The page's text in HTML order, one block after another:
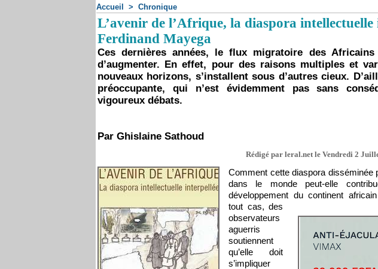
Accueil > Chronique
L’avenir de l’Afrique, la diaspora intellectuelle
Ferdinand Mayega
Ces dernières années, le flux migratoire des Africains
d’augmenter. En effet, pour des raisons multiples et
nouveaux horizons, s’installent sous d’autres cieux.
préoccupante, qui n’est évidemment pas sans
vigoureux débats.
Par Ghislaine Sathoud
Rédigé par leral.net le Vendredi 2
Comment cette diaspora disséminée
dans le monde peut-elle
développement du continent
tout cas, des
observateurs
aguerris
soutiennent
qu’elle doit
s’impliquer